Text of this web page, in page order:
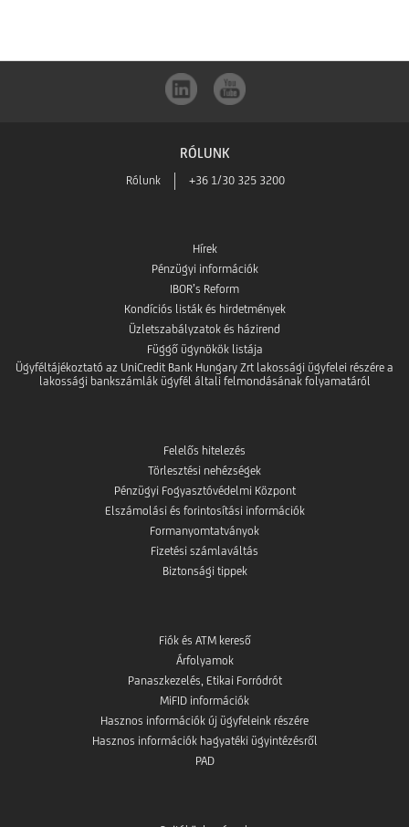
Play-
RÓLUNK
Rólunk +36 1/30 325 3200
Hírek
Pénzügyi információk
IBOR’s Reform
Kondíciós listák és hirdetmények
Üzletszabályzatok és házirend
Függő ügynökök listája
Ügyféltájékoztató az UniCredit Bank Hungary Zrt lakossági ügyfelei részére a
lakossági bankszámlák ügyfél általi felmondásának folyamatáról
Felelős hitelezés
Törlesztési nehézségek
Pénzügyi Fogyasztóvédelmi Központ
Elszámolási és forintosítási információk
Formanyomtatványok
Fizetési számlaváltás
Biztonsági tippek
Fiók és ATM kereső
Árfolyamok
Panaszkezelés, Etikai Forródrót
MiFID információk
Hasznos információk új ügyfeleink részére
Hasznos információk hagyatéki ügyintézésről
PAD